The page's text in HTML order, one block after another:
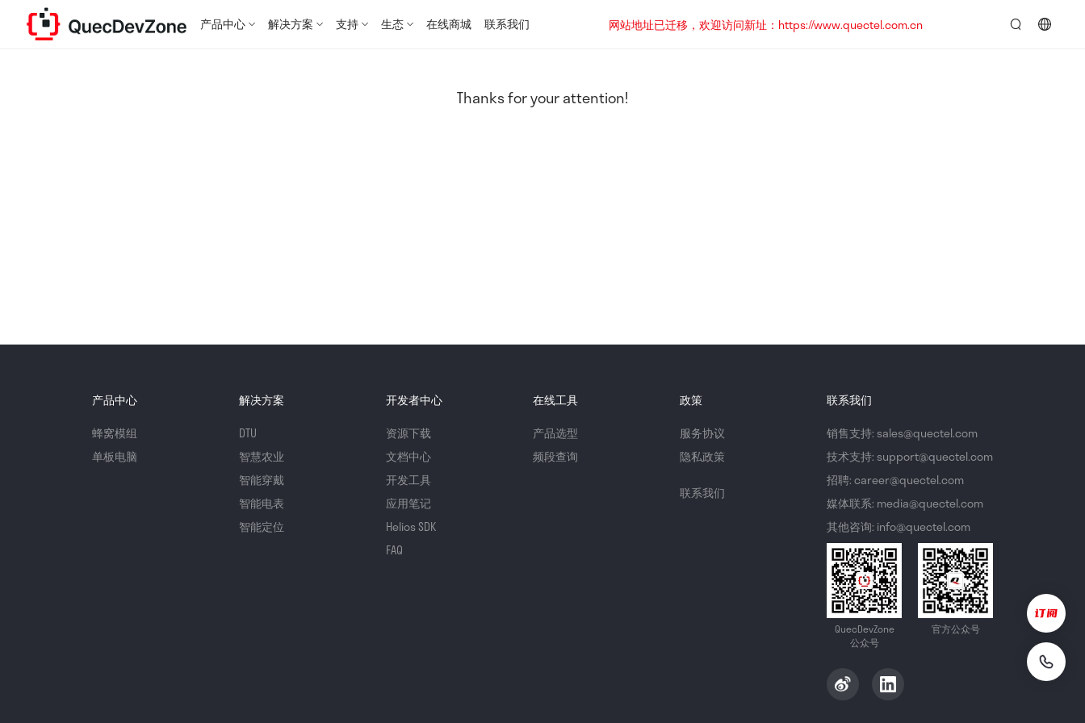
产品中心 解决方案 支持 生态 在线商城 联系我们
网站地址已迁移，欢迎访问新址：https://www.quectel.com.cn
Thanks for your attention!
产品中心
蜂窝模组
单板电脑
解决方案
DTU
智慧农业
智能穿戴
智能电表
智能定位
开发者中心
资源下载
文档中心
开发工具
应用笔记
Helios SDK
FAQ
在线工具
产品选型
频段查询
政策
服务协议
隐私政策
联系我们
联系我们
销售支持: sales@quectel.com
技术支持: support@quectel.com
招聘: career@quectel.com
媒体联系: media@quectel.com
其他咨询: info@quectel.com
QuecDevZone
公众号
官方公众号